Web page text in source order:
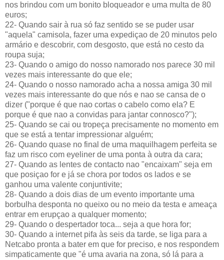
nos brindou com um bonito bloqueador e uma multa de 80
euros;
22- Quando sair à rua só faz sentido se se puder usar
"aquela" camisola, fazer uma expediçao de 20 minutos pelo
armário e descobrir, com desgosto, que está no cesto da
roupa suja;
23- Quando o amigo do nosso namorado nos parece 30 mil
vezes mais interessante do que ele;
24- Quando o nosso namorado acha a nossa amiga 30 mil
vezes mais interessante do que nós e nao se cansa de o
dizer ("porque é que nao cortas o cabelo como ela? E
porque é que nao a convidas para jantar connosco?");
25- Quando se cai ou tropeça precisamente no momento em
que se está a tentar impressionar alguém;
26- Quando quase no final de uma maquilhagem perfeita se
faz um risco com eyeliner de uma ponta à outra da cara;
27- Quando as lentes de contacto nao "encaixam" seja em
que posiçao for e já se chora por todos os lados e se
ganhou uma valente conjuntivite;
28- Quando a dois dias de um evento importante uma
borbulha desponta no queixo ou no meio da testa e ameaça
entrar em erupçao a qualquer momento;
29- Quando o despertador toca... seja a que hora for;
30- Quando a internet pifa às seis da tarde, se liga para a
Netcabo pronta a bater em que for preciso, e nos respondem
simpaticamente que "é uma avaria na zona, só lá para a